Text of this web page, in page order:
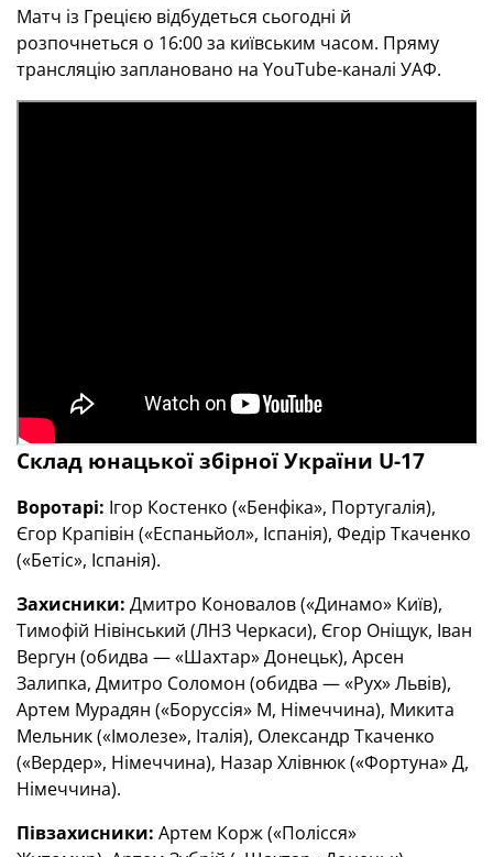
Матч із Грецією відбудеться сьогодні й
розпочнеться о 16:00 за київським часом. Пряму
трансляцію заплановано на YouTube-каналі УАФ.
Склад юнацької збірної України U-17
Воротарі: Ігор Костенко («Бенфіка», Португалія),
Єгор Крапівін («Еспаньйол», Іспанія), Федір Ткаченко
(«Бетіс», Іспанія).
Захисники: Дмитро Коновалов («Динамо» Київ),
Тимофій Нівінський (ЛНЗ Черкаси), Єгор Оніщук, Іван
Вергун (обидва — «Шахтар» Донецьк), Арсен
Залипка, Дмитро Соломон (обидва — «Рух» Львів),
Артем Мурадян («Боруссія» М, Німеччина), Микита
Мельник («Імолезе», Італія), Олександр Ткаченко
(«Вердер», Німеччина), Назар Хлівнюк («Фортуна» Д,
Німеччина).
Півзахисники: Артем Корж («Полісся»